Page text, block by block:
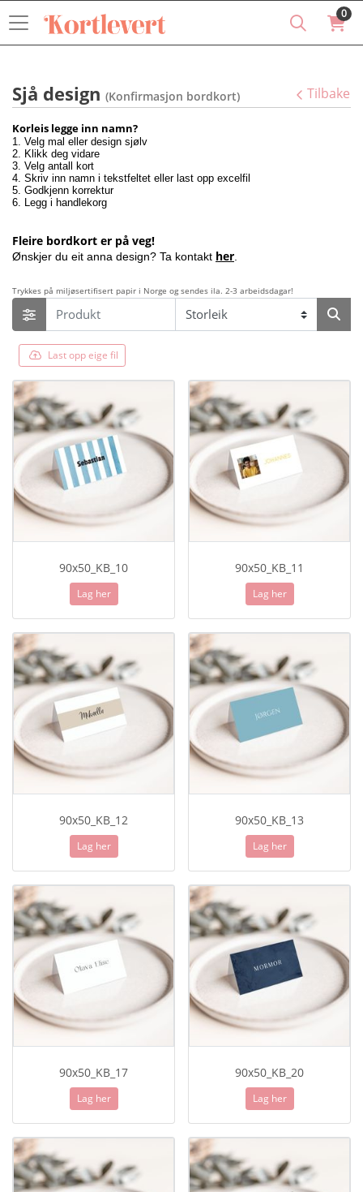
0
Sjå design (Konfirmasjon bordkort) Tilbake
Korleis legge inn namn?
1. Velg mal eller design sjølv
2. Klikk deg vidare
3. Velg antall kort
4. Skriv inn namn i tekstfeltet eller last opp excelfil
5. Godkjenn korrektur
6. Legg i handlekorg
Fleire bordkort er på veg!
Ønskjer du eit anna design? Ta kontakt her
Trykkes på miljøsertifisert papir i Norge og sendes ila. 2-3 arbeidsdagar!
Last opp eige fil
90x50_KB_10
Lag her
90x50_KB_11
Lag her
90x50_KB_12
Lag her
90x50_KB_13
Lag her
90x50_KB_17
Lag her
90x50_KB_20
Lag her